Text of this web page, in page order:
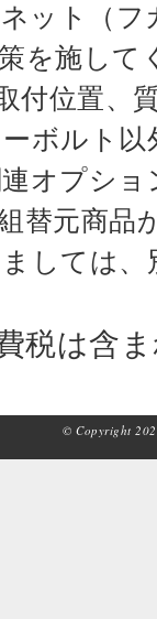
ット（
を施して
付位置、
ボルト
オプシ
替元商
しては
税は含
© Copyright